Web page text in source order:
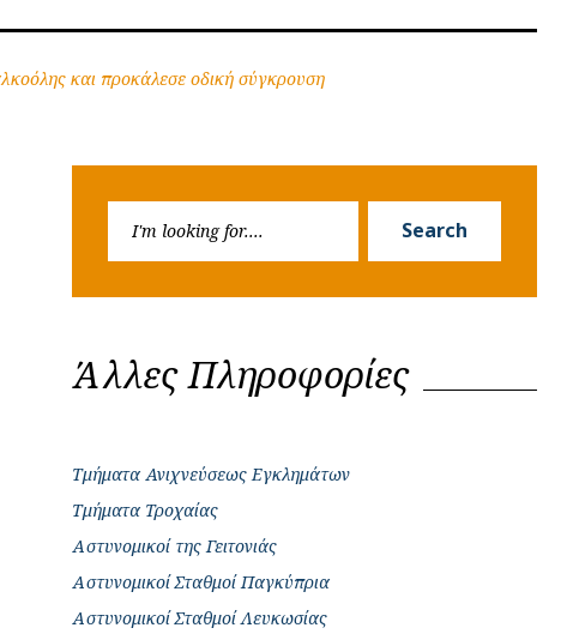
και προκάλεσε οδική σύγκρουση
Search
Άλλες Πληροφορίες
Τμήματα Ανιχνεύσεως Εγκλημάτων
Τμήματα Τροχαίας
Αστυνομικοί της Γειτονιάς
Αστυνομικοί Σταθμοί Παγκύπρια
Αστυνομικοί Σταθμοί Λευκωσίας